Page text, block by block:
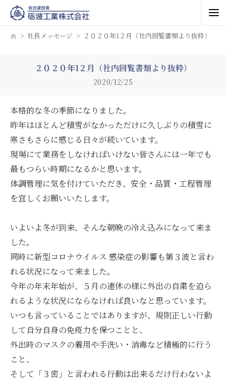
社長メッセージ ２０２０年1２月（社内回覧書類より抜粋）
２０２０年1２月（社内回覧書類より抜粋）
2020/12/25
本格的な冬の季節になりました。
昨年はほとんど積雪がなかっただけに久しぶりの積雪に
寒さもさらに感じる日々が続いています。
現場にて業務をしなければいけない皆さんには一年でも
最もつらい時期になるかと思います。
体調管理に気を付けていただき、安全・品質・工程管理
を宜しくお願いいたします。
いよいよ冬が到来、そんな朝晩の冷え込みになって来ま
した。
同時に新型コロナウイルス 感染症の影響も第３波と言わ
れる状況になって来ました。
今年の年末年始が、５月の連休の様に外出の自粛を迫ら
れるような状況にならなければ良いなと思っています。
いつも言っていることではありますが、規則正しい行動
して自分自身の免疫力を保つことと、
外出時のマスクの着用や手洗い・消毒など積極的に行う
こと、
そして「３密」と言われる行動は出来るだけ行わないよ